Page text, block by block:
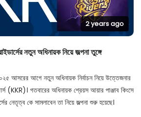
নতুন অধিনায়ক নিয়ে জল্পনা তুঙ্গে
2 years ago
আসরের আগে নতুন অধিনায়ক নির্বাচন নিয়ে উত্তেজনার
(KKR)। গতবারের অধিনায়ক শ্রেয়স আয়ার পাঞ্জাব কিংসে
নেতৃত্ব কে সামলাবেন তা নিয়ে জল্পনা শুরু হয়েছে।